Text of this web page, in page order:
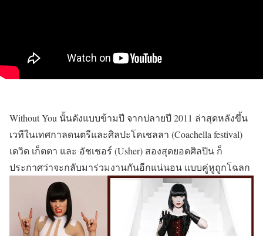
Without You นั้นดังแบบข้ามปี จากปลายปี 2011 ล่าสุดหลังขึ้น
เวทีในเทศกาลดนตรีและศิลปะโคเชลลา (Coachella festival)
เดวิด เก็ตตา และ อัชเชอร์ (Usher) สองสุดยอดศิลปิน ก็
ประกาศว่าจะกลับมาร่วมงานกันอีกแน่นอน แบบคู่หูถูกโฉลก